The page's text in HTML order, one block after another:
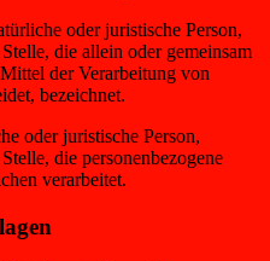
oder juristische Person,
die allein oder gemeinsam
der Verarbeitung von
bezeichnet.
oder juristische Person,
die personenbezogene
verarbeitet.